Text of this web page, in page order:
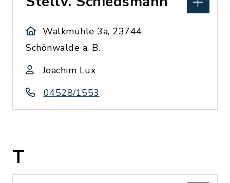
Walkmühle 3a, 23744
Schönwalde a. B.
Joachim Lux
04528/1553
T